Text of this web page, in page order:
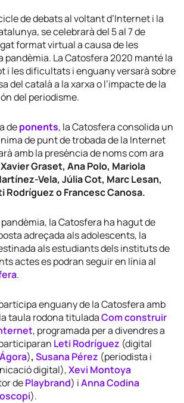
de debats al voltant d’Internet i la
se celebrarà del 5 al 7 de
format virtual a causa de les
pandèmia. La Catosfera 2020 manté la
i les dificultats i enguany versarà sobre
del català a la xarxa o l’impacte de la
del periodisme.
deponents, la Catosfera consolida un
de punt de trobada de la Internet
amb la presència de noms com ara
Graset, Ana Polo, Mariola
Vela, Júlia Cot, Marc Lesan,
Rodríguez o Francesc Canosa.
la Catosfera ha hagut de
adreçada als adolescents, la
als estudiants dels instituts de
actes es podran seguir en línia al
.
enguany de la Catosfera amb
taula rodona tituladaCom construir
, programada per a divendres a
Leti Rodríguez (digital
), Susana Pérez (periodista i
digital),Xevi Montoya
dePlaybrand) iAnna Codina
).